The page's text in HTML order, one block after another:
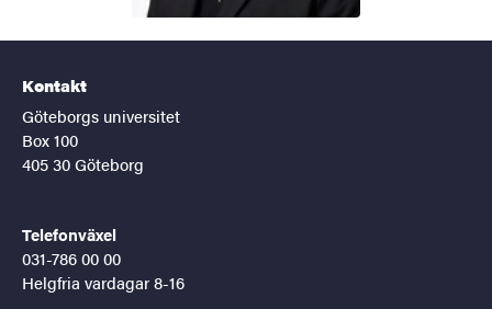
Kontakt
Göteborgs universitet
Box 100
405 30 Göteborg
Telefonväxel
031-786 00 00
Helgfria vardagar 8-16